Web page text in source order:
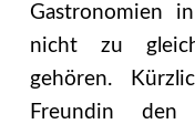
Gastronomien
nicht zu
gehören.
Freundin den